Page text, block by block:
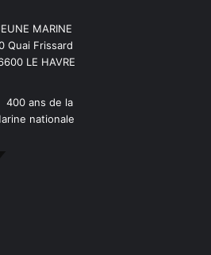
MARINE
Quai Frissard
LE HAVRE